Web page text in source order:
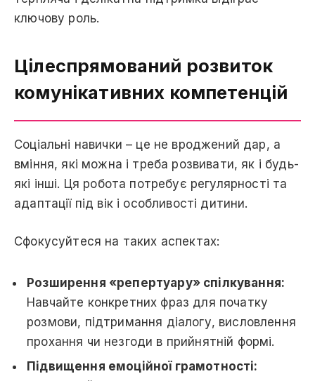
ключову роль.
Цілеспрямований розвиток
комунікативних компетенцій
Соціальні навички – це не вроджений дар, а
вміння, які можна і треба розвивати, як і будь-
які інші. Ця робота потребує регулярності та
адаптації під вік і особливості дитини.
Сфокусуйтеся на таких аспектах:
Розширення «репертуару» спілкування:
Навчайте конкретних фраз для початку
розмови, підтримання діалогу, висловлення
прохання чи незгоди в прийнятній формі.
Підвищення емоційної грамотності: